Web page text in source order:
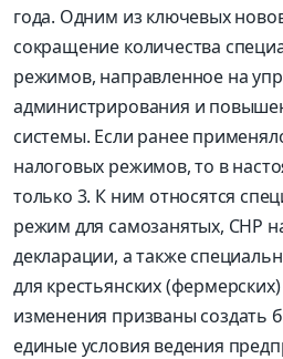
года. Одним из ключевых
сокращение количества
режимов, направленное на
администрирования и
системы. Если ранее
налоговых режимов, то в
только 3. К ним относятся
режим для самозанятых, СНР
декларации, а также
для крестьянских
изменения призваны создать
единые условия ведения